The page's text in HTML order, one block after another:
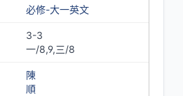
必修-大一英文
3-3
一/8,9,三/8
陳
順